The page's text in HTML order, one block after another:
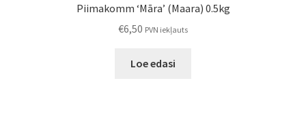
Piimakomm ‘Māra’ (Maara) 0.5kg
€6,50 PVN iekļauts
Loe edasi